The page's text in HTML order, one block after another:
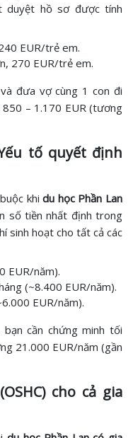
duyệt hồ sơ được tính
EUR/trẻ em.
270 EUR/trẻ em.
đưa vợ cùng 1 con đi
– 1.170 EUR (tương
tố quyết định
khidu học Phần Lan
số tiền nhất định trong
sinh hoạt cho tất cả các
EUR/năm).
(~8.400 EUR/năm).
EUR/năm).
cần chứng minh tối
21.000 EUR/năm (gần
cho cả gia